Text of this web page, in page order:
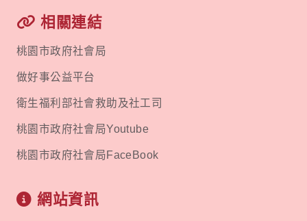
相關連結
桃園市政府社會局
做好事公益平台
衛生福利部社會救助及社工司
桃園市政府社會局Youtube
桃園市政府社會局FaceBook
網站資訊